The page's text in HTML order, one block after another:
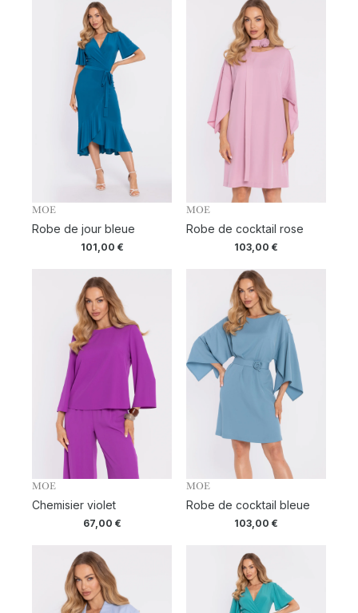
MOE
Robe de jour bleue
101,00 €
MOE
Robe de cocktail rose
103,00 €
MOE
Chemisier violet
67,00 €
MOE
Robe de cocktail bleue
103,00 €